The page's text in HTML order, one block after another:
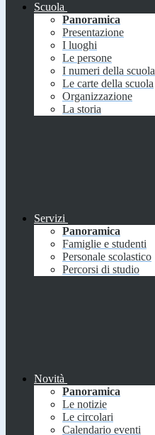
Scuola
Panoramica
Presentazione
I luoghi
Le persone
I numeri della scuola
Le carte della scuola
Organizzazione
La storia
Servizi
Panoramica
Famiglie e studenti
Personale scolastico
Percorsi di studio
Novità
Panoramica
Le notizie
Le circolari
Calendario eventi